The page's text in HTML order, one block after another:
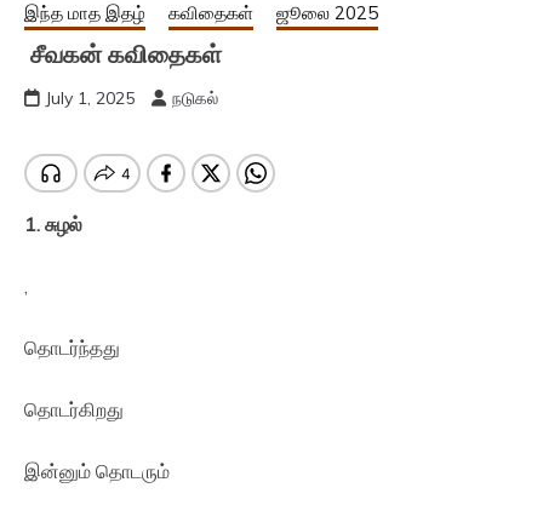
இந்த மாத இதழ் கவிதைகள் ஜூலை 2025
சீவகன் கவிதைகள்
July 1, 2025 நடுகல்
1. சுழல்
,
தொடர்ந்தது
தொடர்கிறது
இன்னும் தொடரும்